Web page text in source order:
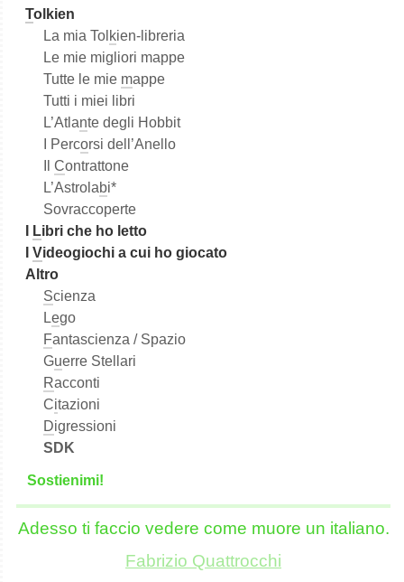
Tolkien
La mia Tol kien-libreria
Le mie migliori mappe
Tutte le mie mappe
Tutti i miei libri
L’Atlante degli Hobbit
I Percorsi dell’Anello
Contrattone
L’Astrolabi*
Sovraccoperte
Libri che ho letto
Videogiochi a cui ho giocato
Altro
Scienza
Lego
Fantascienza / Spazio
Guerre Stellari
Racconti
Citazioni
Digressioni
SDK
Sostienimi!
Adesso ti faccio vedere come muore un italiano.
Fabrizio Quattrocchi